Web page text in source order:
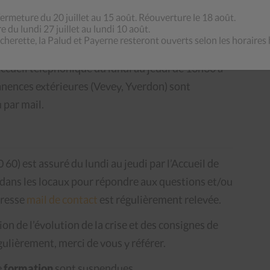
téléphonique du lundi au jeudi de 13h30 à
extérieures (Vevey, Yverdon) sont
par mail.
est assuré du lundi au jeudi par l’Accueil de
les locaux pour répondre aux questions et/ou
mail de contact est régulièrement relevée.
de l’évolution de la crise et des consignes de
merci de vous y référer.
du 20 juillet au 15 août. Réouverture le 18 août.
du lundi 27 juillet au lundi 10 août.
la Palud et Payerne resteront ouverts selon les horaires